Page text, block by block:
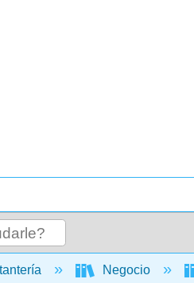
jerarquía global
Negocio